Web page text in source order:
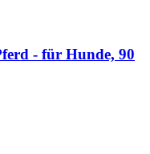
-​ für Hunde, 90